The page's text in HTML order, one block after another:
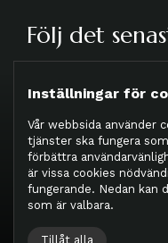
Följ det
REGISTRERA
Inställningar för
Vår webbsida använder
tjänster ska fungera
förbättra
är vissa cookies
fungerande. Nedan kan
som är valbara.
Tillåt alla